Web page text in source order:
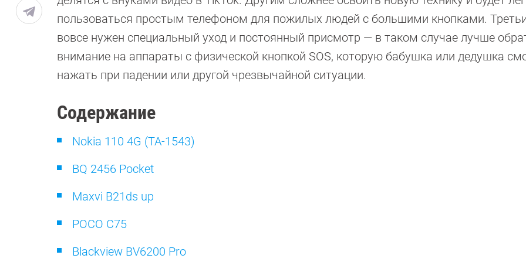
пользоваться простым телефоном для пожилых людей с большими кнопками.
вовсе нужен специальный уход и постоянный присмотр — в таком случае лучше
внимание на аппараты с физической кнопкой SOS, которую бабушка или дедушка
нажать при падении или другой чрезвычайной ситуации.
Содержание
Nokia 110 4G (TA-1543)
BQ 2456 Pocket
Maxvi B21ds up
POCO C75
Blackview BV6200 Pro